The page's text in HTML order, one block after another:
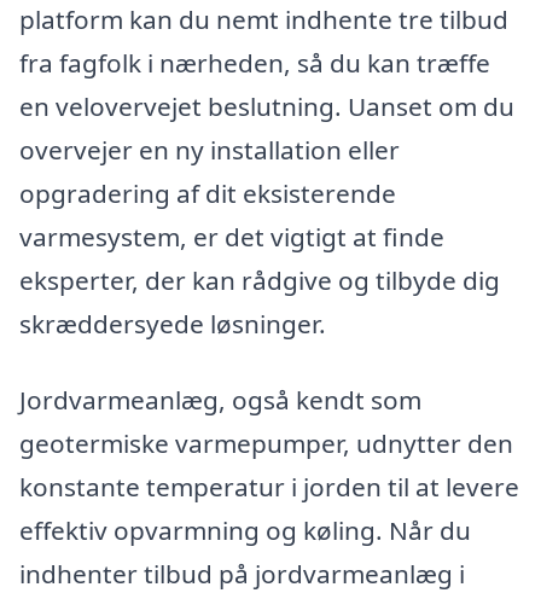
platform kan du nemt indhente tre tilbud
fra fagfolk i nærheden, så du kan træffe
en velovervejet beslutning. Uanset om du
overvejer en ny installation eller
opgradering af dit eksisterende
varmesystem, er det vigtigt at finde
eksperter, der kan rådgive og tilbyde dig
skræddersyede løsninger.
Jordvarmeanlæg, også kendt som
geotermiske varmepumper, udnytter den
konstante temperatur i jorden til at levere
effektiv opvarmning og køling. Når du
indhenter tilbud på jordvarmeanlæg i